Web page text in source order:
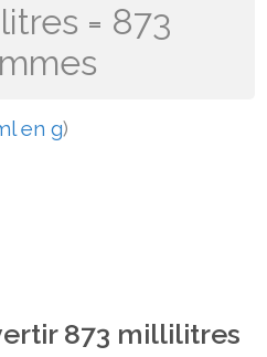
= 873
en g)
873 millilitres